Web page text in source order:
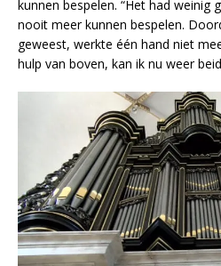
kunnen bespelen. “Het had weinig
nooit meer kunnen bespelen.
geweest, werkte één hand niet
hulp van boven, kan ik nu weer